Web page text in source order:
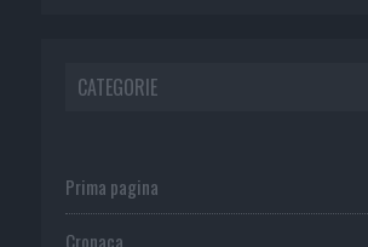
CATEGORIE
Prima pagina
Cronaca